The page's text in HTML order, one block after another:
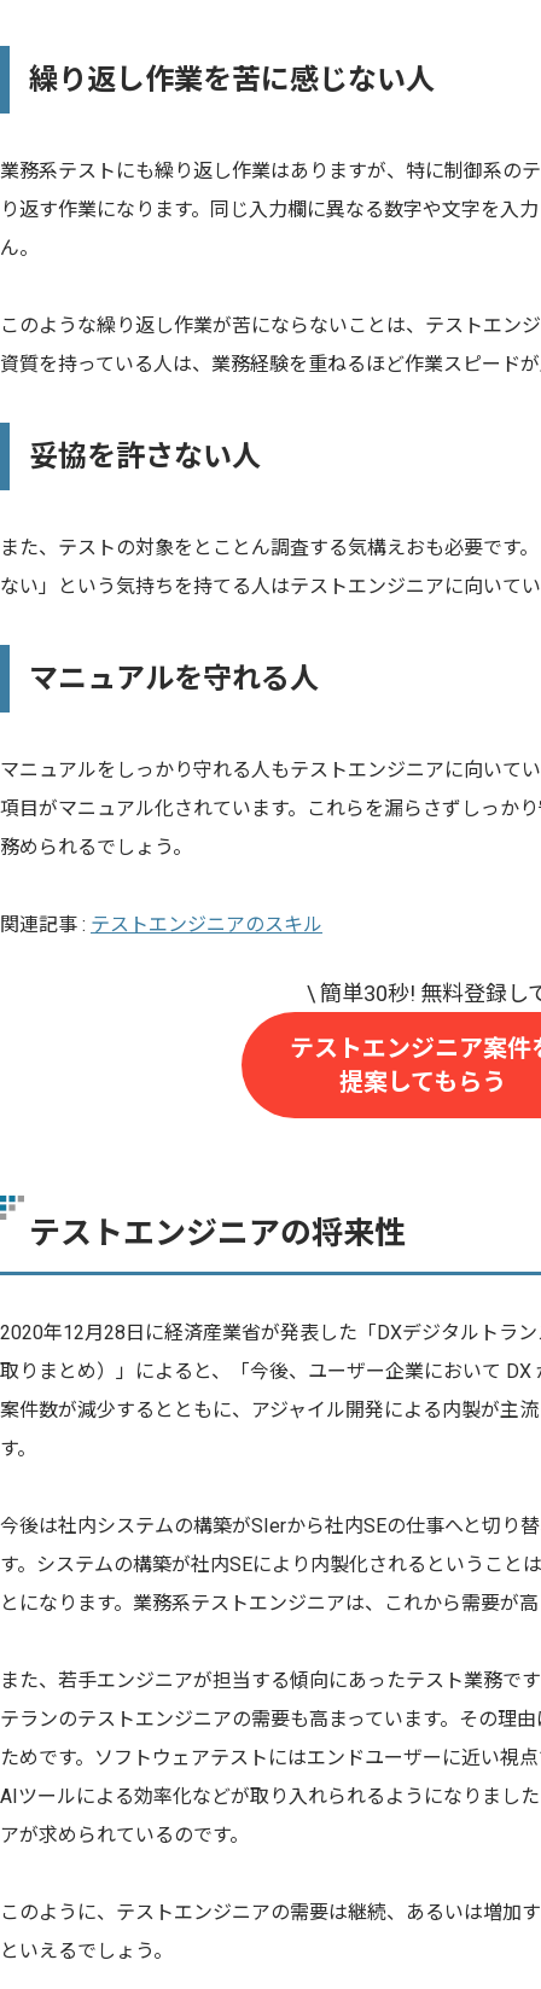
繰り返し作業を苦に感じない人
業務系テストにも繰り返し作業はありますが、特に制御系の
り返す作業になります。同じ入力欄に異なる数字や文字を入
ん。
このような繰り返し作業が苦にならないことは、テストエン
資質を持っている人は、業務経験を重ねるほど作業スピード
妥協を許さない人
また、テストの対象をとことん調査する気構えおも必要です
ない」という気持ちを持てる人はテストエンジニアに向いて
マニュアルを守れる人
マニュアルをしっかり守れる人もテストエンジニアに向いて
項目がマニュアル化されています。これらを漏らさずしっか
務められるでしょう。
関連記事 : テストエンジニアのスキル
テストエンジニア案件
提案してもらう
テストエンジニアの将来性
2020年12月28日に経済産業省が発表した「DXデジタルトラ
取りまとめ）」によると、「今後、ユーザー企業において
案件数が減少するとともに、アジャイル開発による内製が主
す。
今後は社内システムの構築がSIerから社内SEの仕事へと切り
す。システムの構築が社内SEにより内製化されるということ
とになります。業務系テストエンジニアは、これから需要が
また、若手エンジニアが担当する傾向にあったテスト業務で
テランのテストエンジニアの需要も高まっています。その理
ためです。ソフトウェアテストにはエンドユーザーに近い視
AIツールによる効率化などが取り入れられるようになりまし
アが求められているのです。
このように、テストエンジニアの需要は継続、あるいは増加
といえるでしょう。